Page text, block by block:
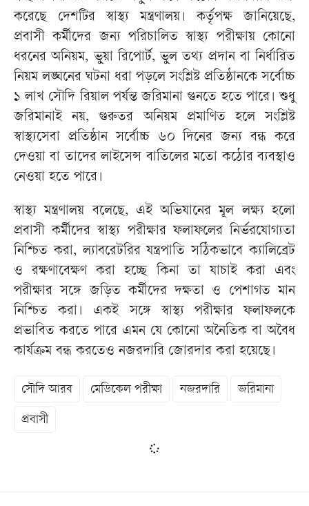
করেছে দেশটির স্বাস্থ্য মন্ত্রণালয়। কর্তৃপক্ষ জানিয়েছে,
প্রবাসী কর্মীদের জন্য পরিচালিত স্বাস্থ্য পরীক্ষায় কোনো
ধরনের অনিয়ম, ভুয়া রিপোর্ট, ভুল তথ্য প্রদান বা নির্ধারিত
নিয়ম লঙ্ঘনের ঘটনা ধরা পড়লে সংশ্লিষ্ট প্রতিষ্ঠানকে সর্বোচ্চ
১ লাখ সৌদি রিয়াল পর্যন্ত জরিমানা গুনতে হতে পারে। শুধু
জরিমানাই নয়, গুরুতর অনিয়ম প্রমাণিত হলে সংশ্লিষ্ট
স্বাস্থ্যসেবা প্রতিষ্ঠান সর্বোচ্চ ৬০ দিনের জন্য বন্ধ করে
দেওয়া বা তাদের লাইসেন্স বাতিলের মতো কঠোর ব্যবস্থাও
নেওয়া হতে পারে।
স্বাস্থ্য মন্ত্রণালয় বলেছে, এই অভিযানের মূল লক্ষ্য হলো
প্রবাসী কর্মীদের স্বাস্থ্য পরীক্ষার ফলাফলের নির্ভরযোগ্যতা
নিশ্চিত করা, ল্যাবরেটরির যন্ত্রপাতি সঠিকভাবে ক্যালিব্রেট
ও রক্ষণাবেক্ষণ করা হচ্ছে কিনা তা যাচাই করা এবং
পরীক্ষার সঙ্গে জড়িত কর্মীদের দক্ষতা ও পেশাগত মান
নিশ্চিত করা। একই সঙ্গে স্বাস্থ্য পরীক্ষার ফলাফলকে
প্রভাবিত করতে পারে এমন যে কোনো অনৈতিক বা অবৈধ
কার্যক্রম বন্ধ করতেও নজরদারি জোরদার করা হয়েছে।
সৌদি আরব মেডিকেল পরীক্ষা নজরদারি জরিমানা
প্রবাসী